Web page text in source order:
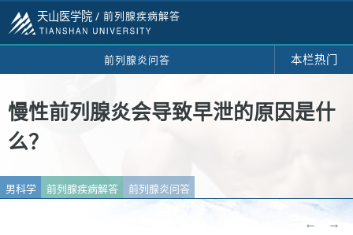
天山医学院 / 前列腺疾病解答
前列腺炎问答 本栏热门
慢性前列腺炎会导致早泄的原因是什
么？
男科学 前列腺疾病解答 前列腺炎问答
←
→